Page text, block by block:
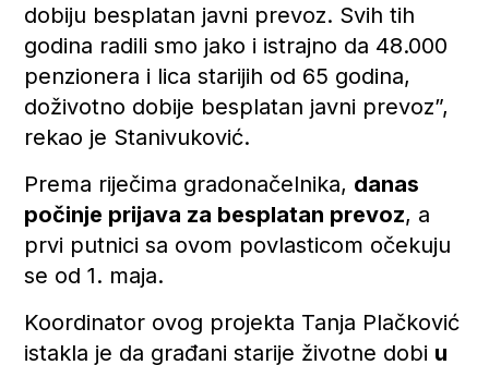
dobiju besplatan javni prevoz. Svih tih
godina radili smo jako i istrajno da 48.000
penzionera i lica starijih od 65 godina,
doživotno dobije besplatan javni prevoz”,
rekao je Stanivuković.
Prema riječima gradonačelnika, danas
počinje prijava za besplatan prevoz, a
prvi putnici sa ovom povlasticom očekuju
se od 1. maja.
Koordinator ovog projekta Tanja Plačković
istakla je da građani starije životne dobi u